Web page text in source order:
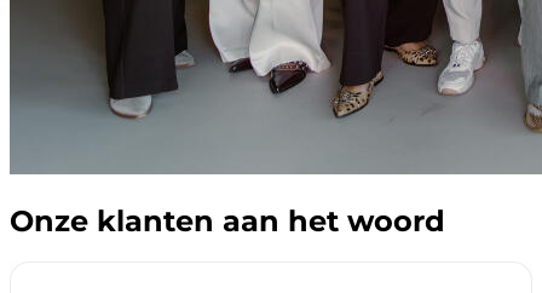
Onze klanten aan het woord